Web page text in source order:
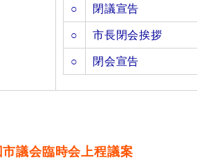
○
閉議宣告
○
市長閉会挨拶
○
閉会宣告
議会臨時会上程議案